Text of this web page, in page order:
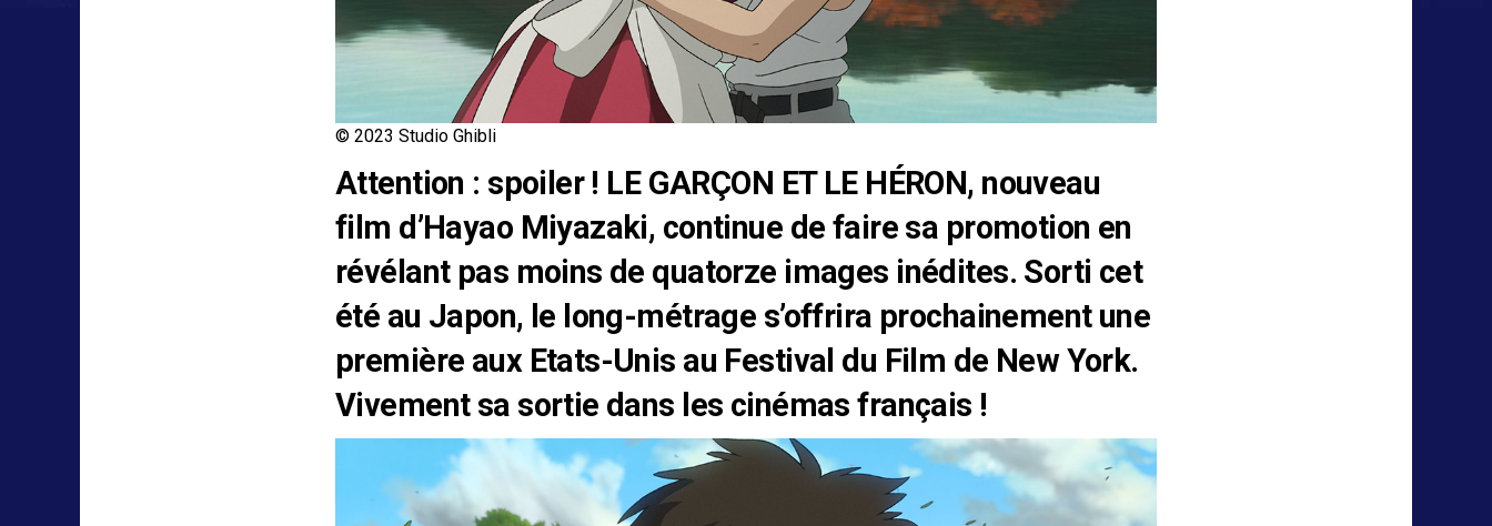
© 2023 Studio Ghibli
Attention : spoiler ! LE GARÇON ET LE HÉRON, nouveau
film d’Hayao Miyazaki, continue de faire sa promotion en
révélant pas moins de quatorze images inédites. Sorti cet
été au Japon, le long-métrage s’offrira prochainement une
première aux Etats-Unis au Festival du Film de New York.
Vivement sa sortie dans les cinémas français !